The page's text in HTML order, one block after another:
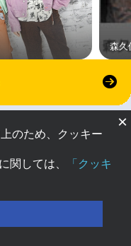
森久
×
のため、クッキー
関しては、
「クッキ